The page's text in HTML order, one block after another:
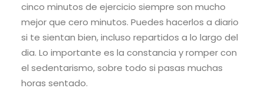
cinco minutos de ejercicio siempre son mucho
mejor que cero minutos. Puedes hacerlos a diario
si te sientan bien, incluso repartidos a lo largo del
dia. Lo importante es la constancia y romper con
el sedentarismo, sobre todo si pasas muchas
horas sentado.